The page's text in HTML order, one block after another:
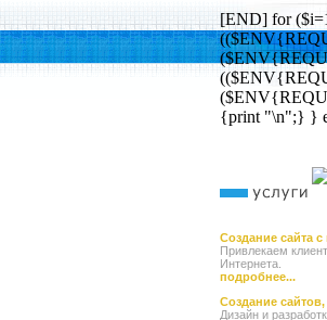
[END] for
{print "\n";} }
Создание сайта с
Привлекаем
Интернета.
подробнее...
Создание
Дизайн и